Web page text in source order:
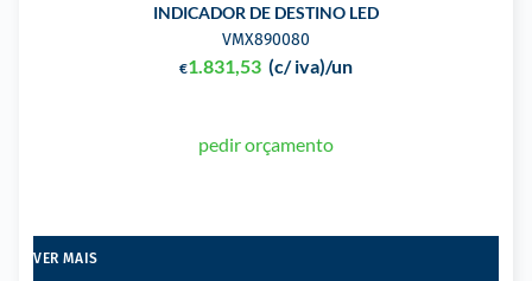
INDICADOR DE DESTINO LED
VMX890080
€1.831,53 (c/ iva)/un
pedir orçamento
VER MAIS